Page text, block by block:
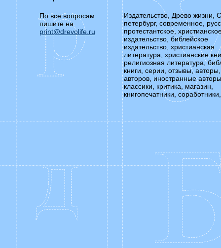
По все вопросам
пишите на
print@drevolife.ru
Издательство, Древо жизни,
петербург, современное,
протестантское,
издательство, библейское
издательство, христианская
литература, христианские
религиозная литература,
книги, серии, отзывы,
авторов, иностранные
классики, критика, магазин,
книгопечатники,